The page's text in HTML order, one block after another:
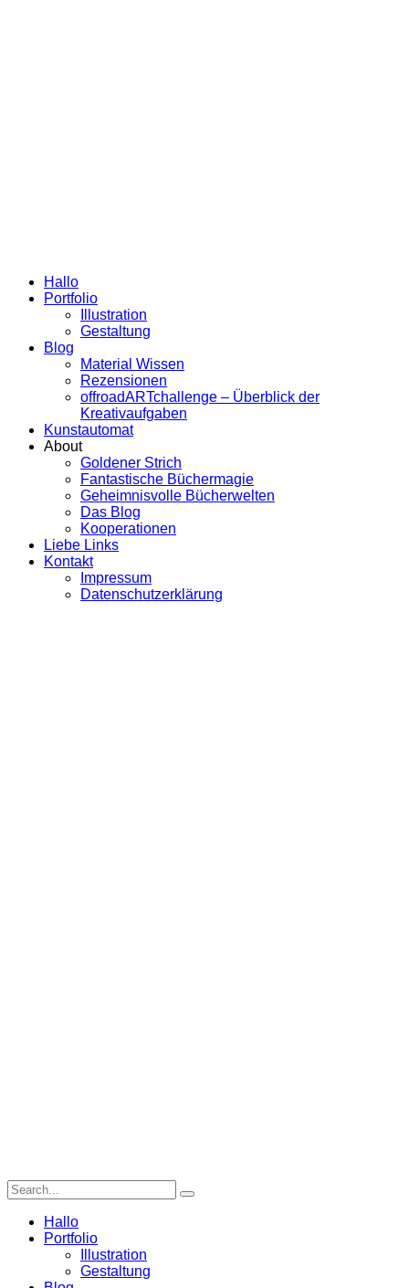
Hallo
Portfolio
Illustration
Gestaltung
Blog
Material Wissen
Rezensionen
offroadARTchallenge – Überblick der
Kreativaufgaben
Kunstautomat
About
Goldener Strich
Fantastische Büchermagie
Geheimnisvolle Bücherwelten
Das Blog
Kooperationen
Liebe Links
Kontakt
Impressum
Datenschutzerklärung
Hallo
Portfolio
Illustration
Gestaltung